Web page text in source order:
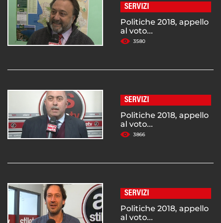
SERVIZI
Politiche 2018, appello
al voto...
3580
SERVIZI
Politiche 2018, appello
al voto...
3866
SERVIZI
Politiche 2018, appello
al voto...